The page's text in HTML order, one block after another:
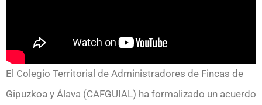
El Colegio Territorial de Administradores de Fincas de
Gipuzkoa y Álava (CAFGUIAL) ha formalizado un acuerdo